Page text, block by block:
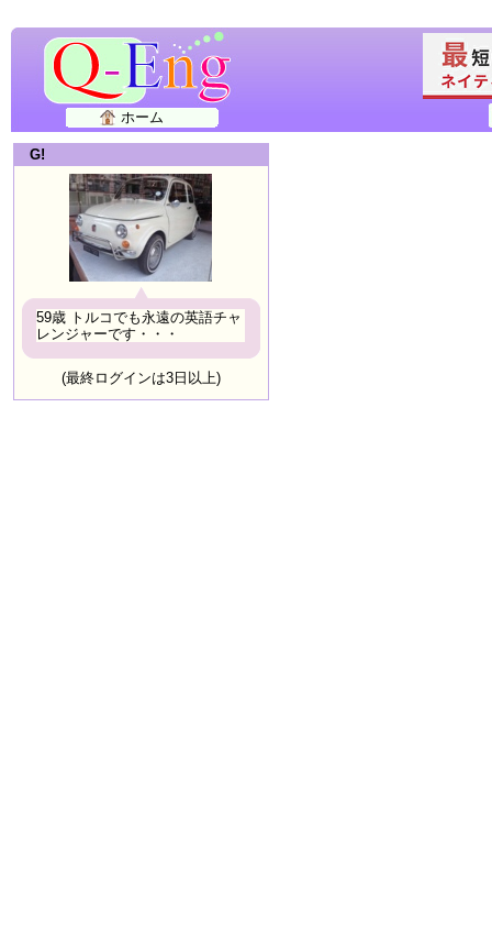
ホーム
G!
59歳 トルコでも永遠の英語チャ
レンジャーです・・・
(最終ログインは3日以上)